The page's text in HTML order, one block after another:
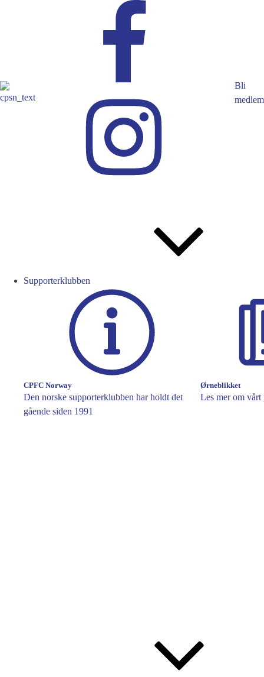
Bli
medlem
Supporterklubben
CPFC Norway
Den norske supporterklubben har holdt det
gående siden 1991
Ørneblikket
Les mer om vårt